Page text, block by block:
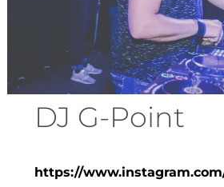
DJ G-Point
https://